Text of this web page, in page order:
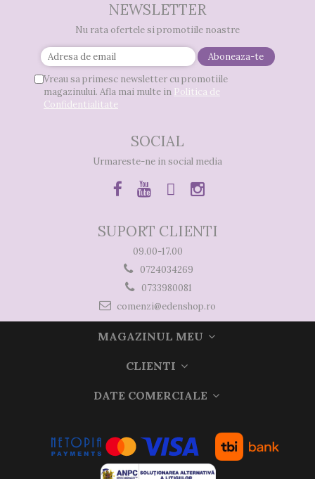
NEWSLETTER
Nu rata ofertele si promotiile noastre
Vreau sa primesc newsletter cu promotiile
magazinului. Afla mai multe in Politica de
Confidentialitate
SOCIAL
Urmareste-ne in social media
SUPORT CLIENTI
09.00-17.00
0724034269
0733980081
comenzi@edenshop.ro
MAGAZINUL MEU
CLIENTI
DATE COMERCIALE